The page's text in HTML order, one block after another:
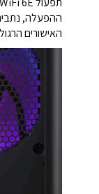
האישורים